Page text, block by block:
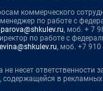
коммерческого
по работе с
, моб. + 7
по работе с
, моб. +7 910
не несет ответственности
в рекламных